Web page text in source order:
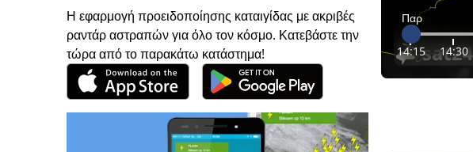
Η εφαρμογή προειδοποίησης καταιγίδας με ακριβές
ραντάρ αστραπών για όλο τον κόσμο. Κατεβάστε την
τώρα από το παρακάτω κατάστημα!
Παρ
14:15 14:30